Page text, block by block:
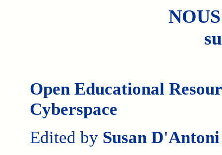
Open Educational
Cyberspace
Edited by Susan D'Antoni